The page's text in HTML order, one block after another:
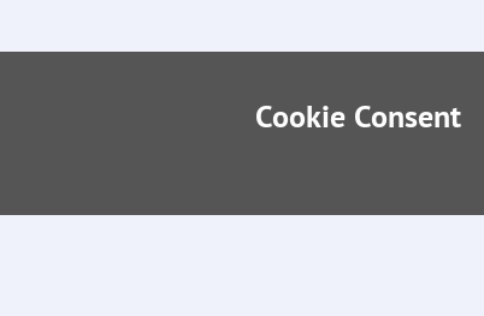
Cookie Consent